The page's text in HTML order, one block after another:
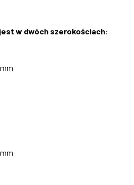
w dwóch szerokościach: